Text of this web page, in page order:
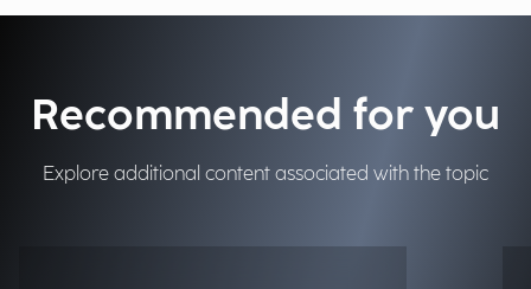
Recommended for you
Explore additional content associated with the topic